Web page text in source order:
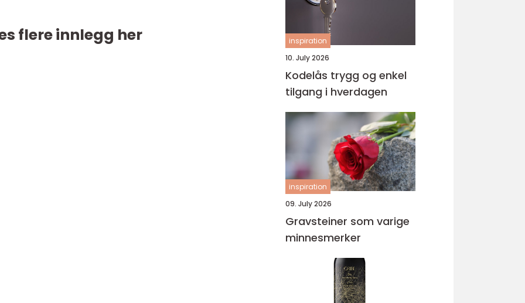
flere innlegg her
inspiration
10. July 2026
Kodelås trygg og enkel
tilgang i hverdagen
inspiration
09. July 2026
Gravsteiner som varige
minnesmerker